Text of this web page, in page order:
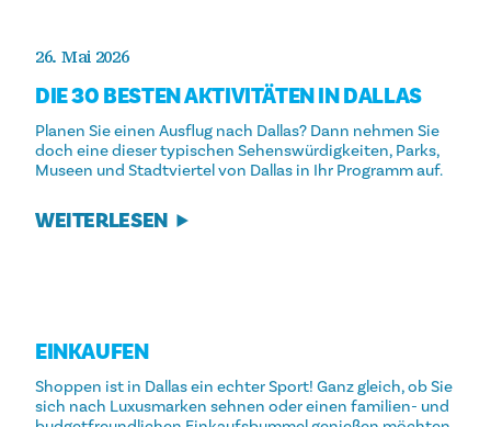
26. Mai 2026
DIE 30 BESTEN AKTIVITÄTEN IN DALLAS
Planen Sie einen Ausflug nach Dallas? Dann nehmen Sie
doch eine dieser typischen Sehenswürdigkeiten, Parks,
Museen und Stadtviertel von Dallas in Ihr Programm auf.
WEITERLESEN
EINKAUFEN
Shoppen ist in Dallas ein echter Sport! Ganz gleich, ob Sie
sich nach Luxusmarken sehnen oder einen familien- und